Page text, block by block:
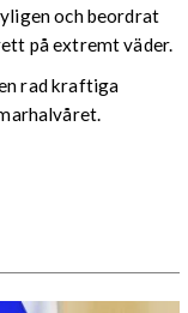
och beordrat
på extremt väder.
rad kraftiga